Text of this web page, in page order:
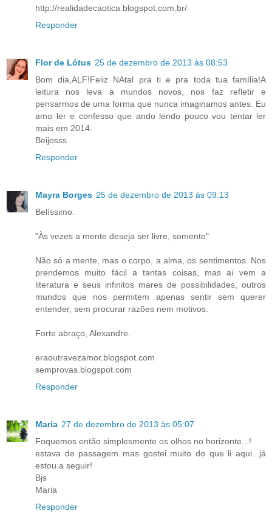
http://realidadecaotica.blogspot.com.br/
Responder
Flor de Lótus 25 de dezembro de 2013 às 08:53
Bom dia,ALF!Feliz NAtal pra ti e pra toda tua família!A
leitura nos leva a mundos novos, nos faz refletir e
pensarmos de uma forma que nunca imaginamos antes. Eu
amo ler e confesso que ando lendo pouco vou tentar ler
mais em 2014.
Beijosss
Responder
Mayra Borges 25 de dezembro de 2013 às 09:13
Belíssimo.
"Às vezes a mente deseja ser livre, somente"
Não só a mente, mas o corpo, a alma, os sentimentos. Nos
prendemos muito fácil a tantas coisas, mas ai vem a
literatura e seus infinitos mares de possibilidades, outros
mundos que nos permitem apenas sentir sem querer
entender, sem procurar razões nem motivos.
Forte abraço, Alexandre.
eraoutravezamor.blogspot.com
semprovas.blogspot.com
Responder
Maria 27 de dezembro de 2013 às 05:07
Foquemos então simplesmente os olhos no horizonte...!
estava de passagem mas gostei muito do que li aqui...já
estou a seguir!
Bjs
Maria
Responder